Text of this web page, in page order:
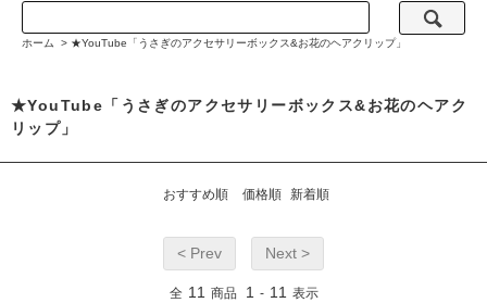
ホーム > ★YouTube「うさぎのアクセサリーボックス&お花のヘアクリップ」
★YouTube「うさぎのアクセサリーボックス&お花のヘアク
リップ」
おすすめ順 価格順 新着順
< Prev Next >
全 11 商品 1 - 11 表示